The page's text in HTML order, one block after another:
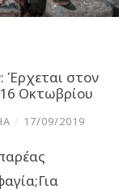
Έρχεται στον
Οκτωβρίου
/ 17/09/2019